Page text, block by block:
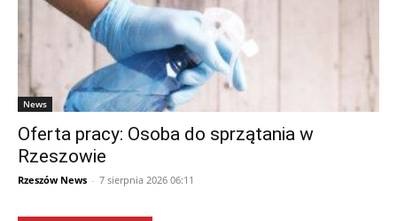
News
Oferta pracy: Osoba do sprzątania w
Rzeszowie
Rzeszów News - 7 sierpnia 2026 06:11